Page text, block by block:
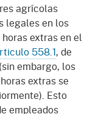
agrícolas
legales en los
extras en el
558.1, de
embargo, los
extras se
Esto
empleados